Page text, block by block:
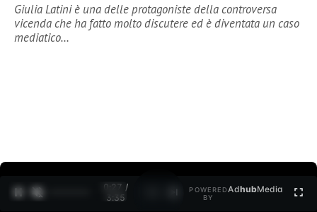
Giulia Latini è una delle protagoniste della controversa
vicenda che ha fatto molto discutere ed è diventata un caso
mediatico…
0:27 /
3:35
POWERED
BY
AdhubMedia